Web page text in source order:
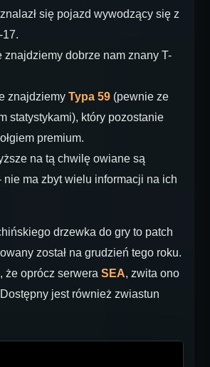
się pojazd wywodzący się z
17.
znajdziemy dobrze nam znany T-
znajdziemy Typa 59 (pewnie ze
statystykami), który pozostanie
premium.
na tą chwilę owiane są
nie ma zbyt wielu informacji na ich
drzewka do gry to patch
został na grudzień tego roku.
że oprócz serwera SEA, zwita ono
jest również zwiastun